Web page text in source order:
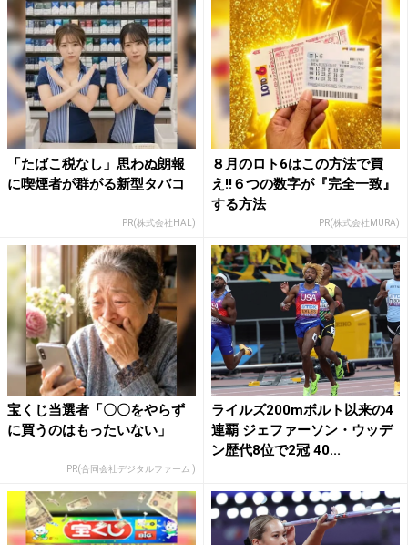
「たばこ税なし」思わぬ朗報
に喫煙者が群がる新型タバコ
PR(株式会社HAL)
８月のロト6はこの方法で買
え!!６つの数字が『完全一致』
する方法
PR(株式会社MURA)
宝くじ当選者「〇〇をやらず
に買うのはもったいない」
PR(合同会社デジタルファーム )
ライルズ200mボルト以来の4
連覇 ジェファーソン・ウッデ
ン歴代8位で2冠 40...